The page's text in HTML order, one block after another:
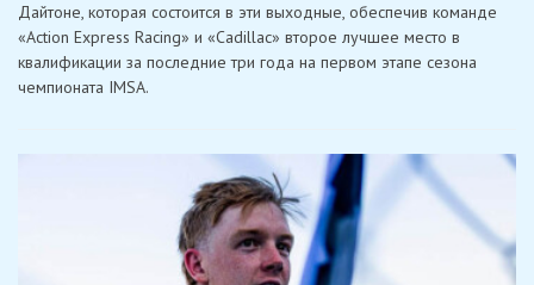
завоевал,
а
лишился
поула
Дайтоне, которая состоится в эти выходные, обеспечив команде
«Action Express Racing» и «Cadillac» второе лучшее место в
квалификации за последние три года на первом этапе сезона
чемпионата IMSA.